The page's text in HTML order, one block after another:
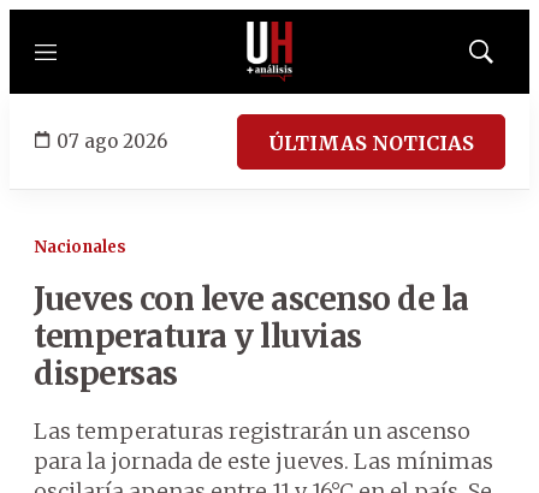
Menú
Mostrar
07 ago 2026 ÚLTIMAS NOTICIAS
Nacionales
Jueves con leve ascenso de la
temperatura y lluvias
dispersas
Las temperaturas registrarán un ascenso
para la jornada de este jueves. Las mínimas